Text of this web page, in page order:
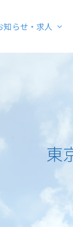
知らせ・求人
東